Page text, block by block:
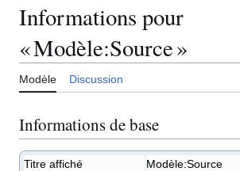
Informations pour
« Modèle:Source »
Modèle Discussion
Informations de base
Titre affiché
Modèle:Source